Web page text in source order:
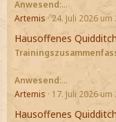
Anwesend:…
Artemis 24. Juli 2026 um
Hausoffenes
Anwesend:…
Artemis
17. Juli 2026 um
Hausoffenes